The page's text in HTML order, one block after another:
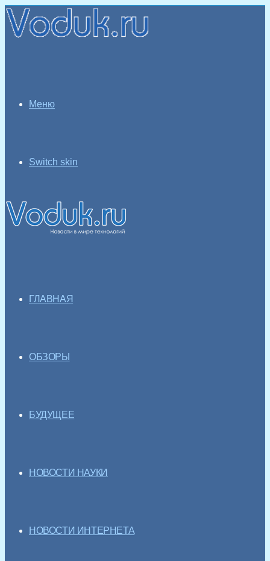
Меню
Switch skin
ГЛАВНАЯ
ОБЗОРЫ
БУДУЩЕЕ
НОВОСТИ НАУКИ
НОВОСТИ ИНТЕРНЕТА